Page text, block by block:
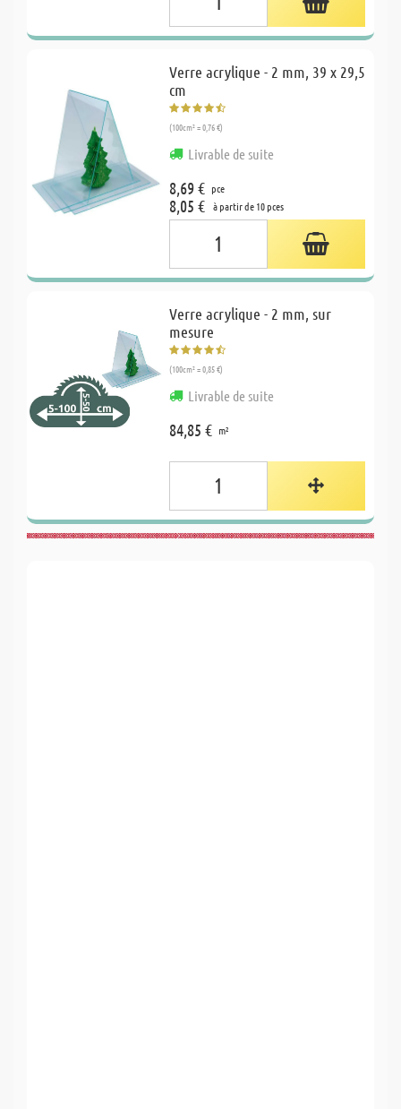
Verre acrylique - 2 mm, 39 x 29,5
cm
(100cm² = 0,76 €)
Livrable de suite
8,69 € pce
8,05 € à partir de 10 pces
Verre acrylique - 2 mm, sur
mesure
(100cm² = 0,85 €)
Livrable de suite
84,85 € m²